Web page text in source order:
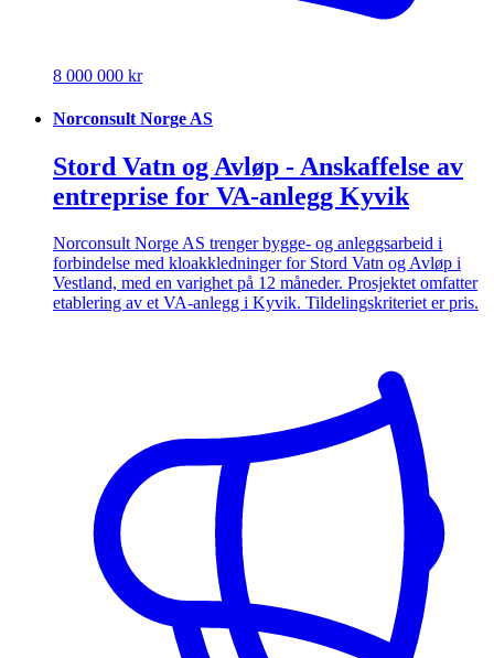
8 000 000 kr
Norconsult Norge AS
Stord Vatn og Avløp - Anskaffelse av
entreprise for VA-anlegg Kyvik
Norconsult Norge AS trenger bygge- og anleggsarbeid i
forbindelse med kloakkledninger for Stord Vatn og Avløp i
Vestland, med en varighet på 12 måneder. Prosjektet omfatter
etablering av et VA-anlegg i Kyvik. Tildelingskriteriet er pris.